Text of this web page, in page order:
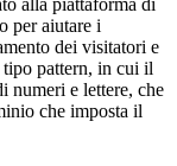
alla piattaforma di
per aiutare i
dei visitatori e
pattern, in cui il
numeri e lettere, che
che imposta il